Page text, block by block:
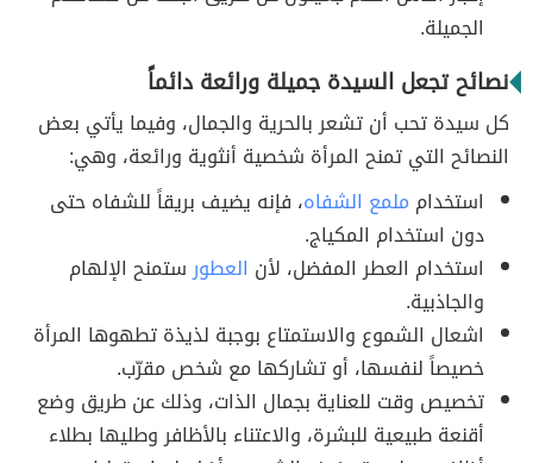
الجميلة.
نصائح تجعل السيدة جميلة ورائعة دائماً
كل سيدة تحب أن تشعر بالحرية والجمال، وفيما يأتي بعض
النصائح التي تمنح المرأة شخصية أنثوية ورائعة، وهي:
استخدام ملمع الشفاه، فإنه يضيف بريقاً للشفاه حتى
دون استخدام المكياج.
استخدام العطر المفضل، لأن العطورستمنح الإلهام
والجاذبية.
اشعال الشموع والاستمتاع بوجبة لذيذة تطهوها المرأة
خصيصاً لنفسها، أو تشاركها مع شخص مقرّب.
تخصيص وقت للعناية بجمال الذات، وذلك عن طريق وضع
أقنعة طبيعية للبشرة، والاعتناء بالأظافر وطليها بطلاء